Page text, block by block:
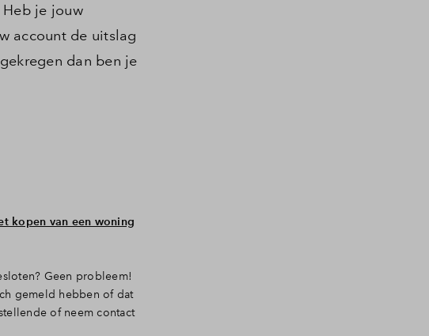
je jouw
account de uitslag
dan ben je
kopen van een woning
Geen probleem!
gemeld hebben of dat
of neem contact